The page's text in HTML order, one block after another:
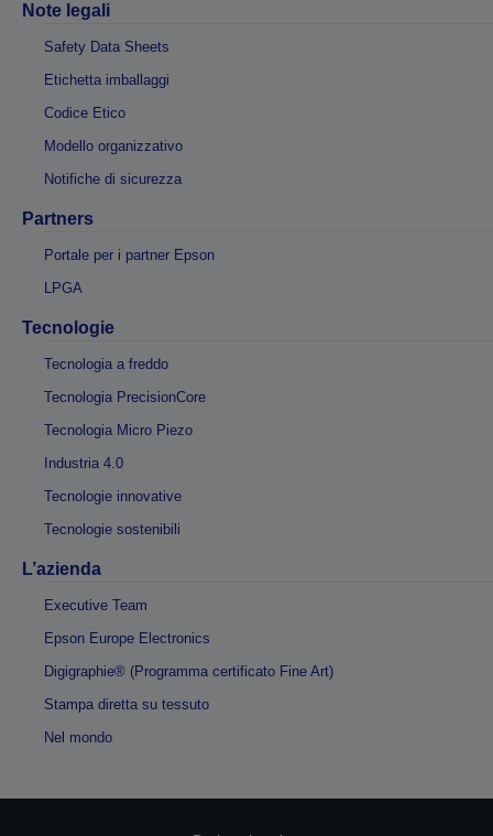
Note legali
Safety Data Sheets
Etichetta imballaggi
Codice Etico
Modello organizzativo
Notifiche di sicurezza
Partners
Portale per i partner Epson
LPGA
Tecnologie
Tecnologia a freddo
Tecnologia PrecisionCore
Tecnologia Micro Piezo
Industria 4.0
Tecnologie innovative
Tecnologie sostenibili
L’azienda
Executive Team
Epson Europe Electronics
Digigraphie® (Programma certificato Fine Art)
Stampa diretta su tessuto
Nel mondo